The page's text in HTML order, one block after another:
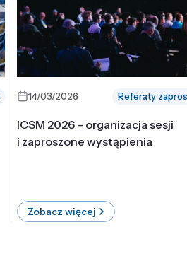
14/03/2026 Referaty
ICSM 2026 – organizacja sesji
i zaproszone wystąpienia
Zobacz więcej